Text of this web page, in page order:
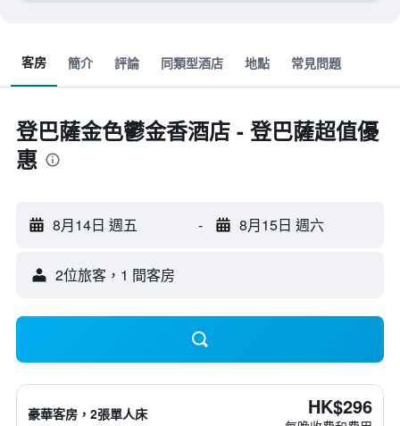
客房 簡介 評論 同類型酒店 地點 常見問題
登巴薩金色鬱金香酒店 - 登巴薩超值優
惠
8月14日 週五 - 8月15日 週六
2位旅客，1 間客房
豪華客房，2張單人床 HK$296